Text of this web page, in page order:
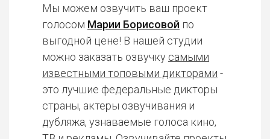
Мы можем озвучить ваш проект
голосом Марии Борисовой по
выгодной цене! В нашей студии
можно заказать озвучку самыми
известными топовыми дикторами -
это лучшие федеральные дикторы
страны, актеры озвучивания и
дубляжа, узнаваемые голоса кино,